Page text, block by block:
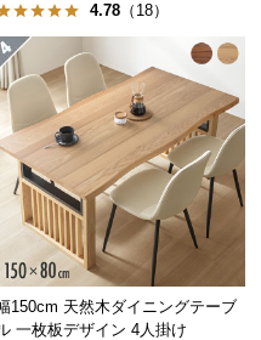
を保てる
シーンに合わせて心
ブルなダイニングで
4.78 （18）
150cm 天然木ダイニングテーブ
一枚板デザイン 4人掛け